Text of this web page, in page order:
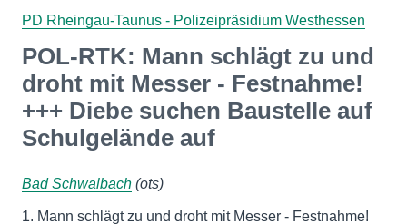
PD Rheingau-Taunus - Polizeipräsidium Westhessen
POL-RTK: Mann schlägt zu und
droht mit Messer - Festnahme!
+++ Diebe suchen Baustelle auf
Schulgelände auf
Bad Schwalbach (ots)
1. Mann schlägt zu und droht mit Messer - Festnahme!